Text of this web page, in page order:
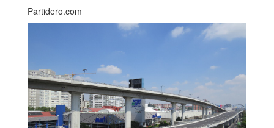
Partidero.com